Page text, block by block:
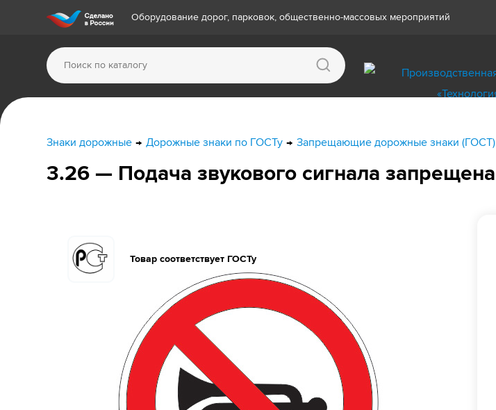
Оборудование дорог, парковок, общественно-массовых мероприятий
Знаки дорожные Дорожные знаки по ГОСТу Запрещающие дорожные знаки (ГОСТ)
3.26 — Подача звукового сигнала запрещена
Товар соответствует ГОСТу